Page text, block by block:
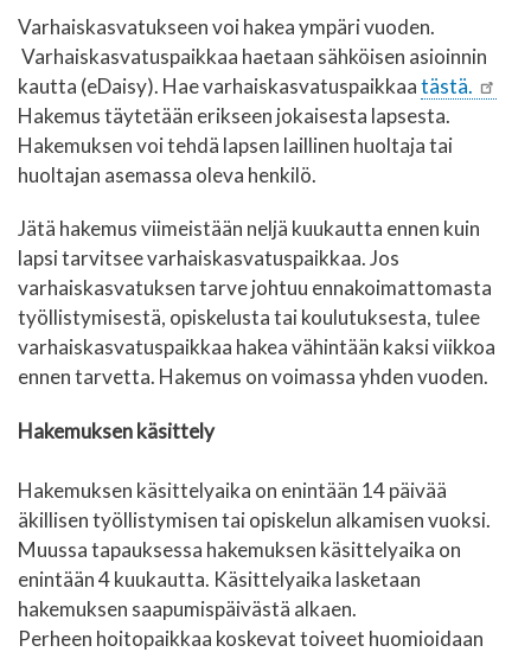
Varhaiskasvatukseen voi hakea ympäri vuoden.
Varhaiskasvatuspaikkaa haetaan sähköisen asioinnin
kautta (eDaisy). Hae varhaiskasvatuspaikkaatästä.
Hakemus täytetään erikseen jokaisesta lapsesta.
Hakemuksen voi tehdä lapsen laillinen huoltaja tai
huoltajan asemassa oleva henkilö.
Jätä hakemus viimeistään neljä kuukautta ennen kuin
lapsi tarvitsee varhaiskasvatuspaikkaa. Jos
varhaiskasvatuksen tarve johtuu ennakoimattomasta
työllistymisestä, opiskelusta tai koulutuksesta, tulee
varhaiskasvatuspaikkaa hakea vähintään kaksi viikkoa
ennen tarvetta. Hakemus on voimassa yhden vuoden.
Hakemuksen käsittely
Hakemuksen käsittelyaika on enintään 14 päivää
äkillisen työllistymisen tai opiskelun alkamisen vuoksi.
Muussa tapauksessa hakemuksen käsittelyaika on
enintään 4 kuukautta. Käsittelyaika lasketaan
hakemuksen saapumispäivästä alkaen.
Perheen hoitopaikkaa koskevat toiveet huomioidaan